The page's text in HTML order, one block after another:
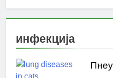
инфекција